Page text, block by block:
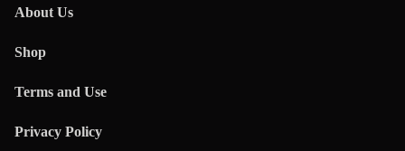
About Us
Shop
Terms and Use
Privacy Policy